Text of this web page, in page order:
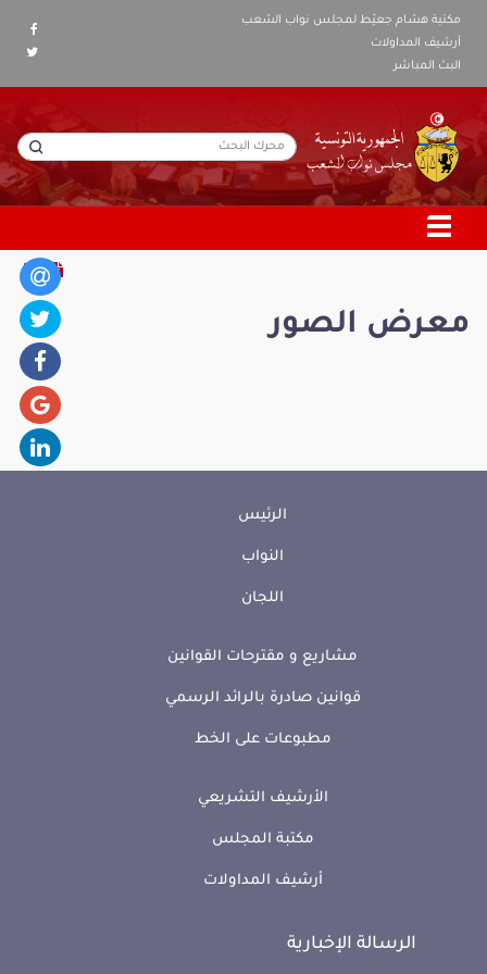
مكتبة هشام جعيّط لمجلس نواب الشعب
أرشيف المداولات
البث المباشر
معرض الصور
الرئيس
النواب
اللجان
مشاريع و مقترحات القوانين
قوانين صادرة بالرائد الرسمي
مطبوعات على الخط
الأرشيف التشريعي
مكتبة المجلس
أرشيف المداولات
الرسالة الإخبارية